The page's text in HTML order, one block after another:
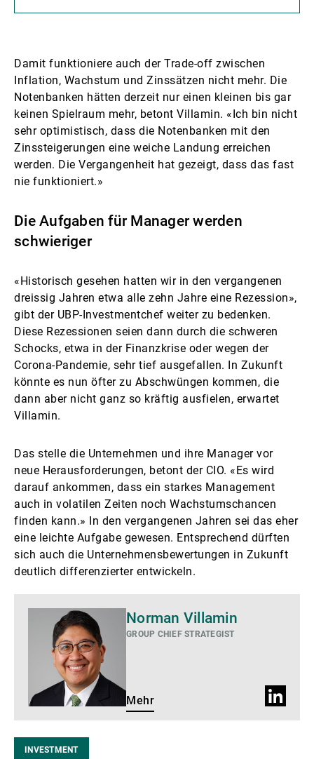
Damit funktioniere auch der Trade-off zwischen
Inflation, Wachstum und Zinssätzen nicht mehr. Die
Notenbanken hätten derzeit nur einen kleinen bis gar
keinen Spielraum mehr, betont Villamin. «Ich bin nicht
sehr optimistisch, dass die Notenbanken mit den
Zinssteigerungen eine weiche Landung erreichen
werden. Die Vergangenheit hat gezeigt, dass das fast
nie funktioniert.»
Die Aufgaben für Manager werden
schwieriger
«Historisch gesehen hatten wir in den vergangenen
dreissig Jahren etwa alle zehn Jahre eine Rezession»,
gibt der UBP-Investmentchef weiter zu bedenken.
Diese Rezessionen seien dann durch die schweren
Schocks, etwa in der Finanzkrise oder wegen der
Corona-Pandemie, sehr tief ausgefallen. In Zukunft
könnte es nun öfter zu Abschwüngen kommen, die
dann aber nicht ganz so kräftig ausfielen, erwartet
Villamin.
Das stelle die Unternehmen und ihre Manager vor
neue Herausforderungen, betont der CIO. «Es wird
darauf ankommen, dass ein starkes Management
auch in volatilen Zeiten noch Wachstumschancen
finden kann.» In den vergangenen Jahren sei das eher
eine leichte Aufgabe gewesen. Entsprechend dürften
sich auch die Unternehmensbewertungen in Zukunft
deutlich differenzierter entwickeln.
Norman Villamin
GROUP CHIEF STRATEGIST
Mehr
LinkedIn
INVESTMENT